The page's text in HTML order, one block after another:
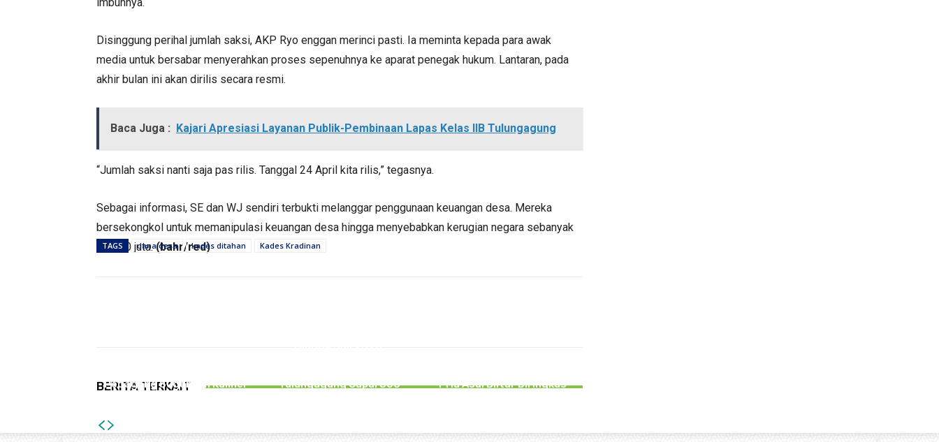
Disinggung perihal jumlah saksi, AKP Ryo enggan merinci pasti. Ia meminta kepada para awak
media untuk bersabar menyerahkan proses sepenuhnya ke aparat penegak hukum. Lantaran, pada
akhir bulan ini akan dirilis secara resmi.
Baca Juga : Kajari Apresiasi Layanan Publik-Pembinaan Lapas Kelas IIB Tulungagung
“Jumlah saksi nanti saja pas rilis. Tanggal 24 April kita rilis,” tegasnya.
Sebagai informasi, SE dan WJ sendiri terbukti melanggar penggunaan keuangan desa. Mereka
bersekongkol untuk memanipulasi keuangan desa hingga menyebabkan kerugian negara sebanyak
Rp 700 juta.(bahr/red)
TAGS dana desa kades ditahan Kades Kradinan
BERITA TERKAIT
Pedagang Suguhkan Kuliner
Tulungagung Capai 300
Pria Asal Blitar Diringkus